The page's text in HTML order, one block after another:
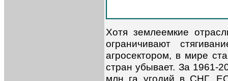
Хотя землеемкие
ограничивают
агросектором, в мире
стран убывает. За 1961-
млн га угодий в СНГ,